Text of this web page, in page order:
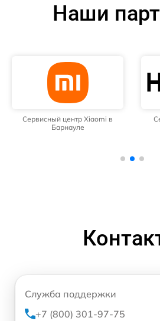
Наши
Сервисный центр Xiaomi в
Барнауле
Служба поддержки
+7 (800) 301-97-75